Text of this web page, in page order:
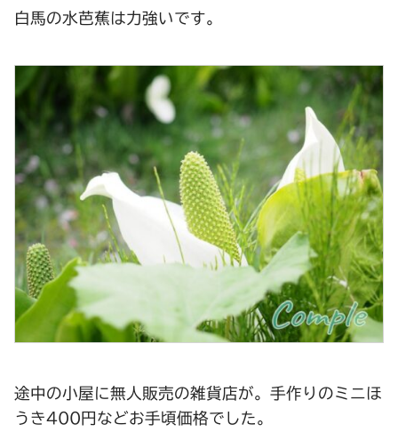
白馬の水芭蕉は力強いです。
途中の小屋に無人販売の雑貨店が。手作りのミニほ
うき400円などお手頃価格でした。